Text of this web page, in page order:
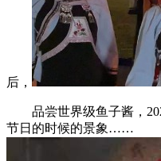
后，
品尝世界级鱼子酱，
节日的时候的景象……